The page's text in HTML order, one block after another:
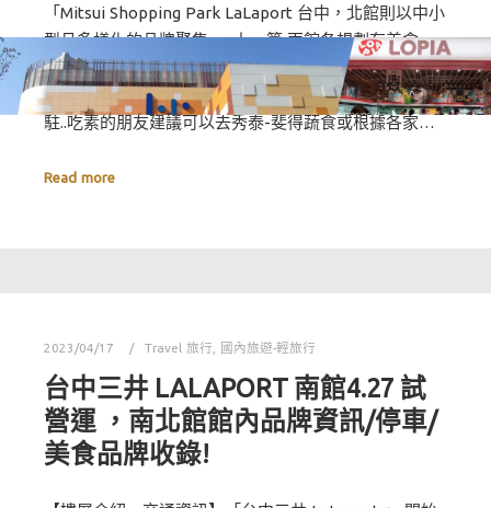
「Mitsui Shopping Park LaLaport 台中，北館則以中小
型且多樣化的品牌聚集 ， 上一篇 兩館各規劃有美食
街，南館以異國美食為主，北館則以日系料理為主 。不
過PA認真看完餐廳名單…沒有發現素食或蔬食餐廳進
駐..吃素的朋友建議可以去秀泰-斐得蔬食或根據各家…
Read more
2023/04/17 Travel 旅行 國內旅遊-輕旅行
台中三井 LALAPORT 南館4.27 試
營運 ，南北館館內品牌資訊/停車/
美食品牌收錄!